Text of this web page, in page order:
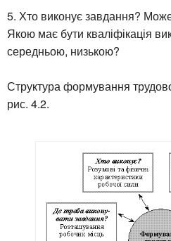
5. Хто виконує завдання?
Якою має бути кваліфікація
середньою, низькою?
Структура формування
рис. 4.2.